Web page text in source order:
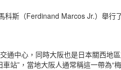
斯（Ferdinand Marcos Jr.）舉
中心，同時大阪也是日本關西地
站”，當地大阪人通常稱這一帶為“梅